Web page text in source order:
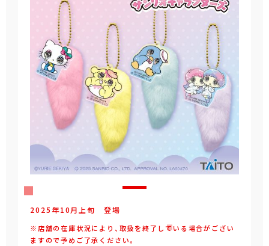
2025年10月 上旬 登場
※店舗の在庫状況により、取扱を終了している場合がござい
ますので予めご了承ください。